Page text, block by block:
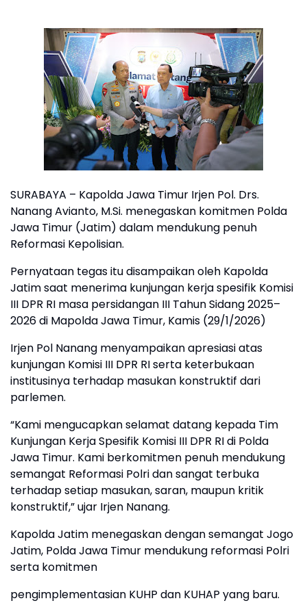
SURABAYA – Kapolda Jawa Timur Irjen Pol. Drs.
Nanang Avianto, M.Si. menegaskan komitmen Polda
Jawa Timur (Jatim) dalam mendukung penuh
Reformasi Kepolisian.
Pernyataan tegas itu disampaikan oleh Kapolda
Jatim saat menerima kunjungan kerja spesifik Komisi
III DPR RI masa persidangan III Tahun Sidang 2025–
2026 di Mapolda Jawa Timur, Kamis (29/1/2026)
Irjen Pol Nanang menyampaikan apresiasi atas
kunjungan Komisi III DPR RI serta keterbukaan
institusinya terhadap masukan konstruktif dari
parlemen.
“Kami mengucapkan selamat datang kepada Tim
Kunjungan Kerja Spesifik Komisi III DPR RI di Polda
Jawa Timur. Kami berkomitmen penuh mendukung
semangat Reformasi Polri dan sangat terbuka
terhadap setiap masukan, saran, maupun kritik
konstruktif,” ujar Irjen Nanang.
Kapolda Jatim menegaskan dengan semangat Jogo
Jatim, Polda Jawa Timur mendukung reformasi Polri
serta komitmen
pengimplementasian KUHP dan KUHAP yang baru.